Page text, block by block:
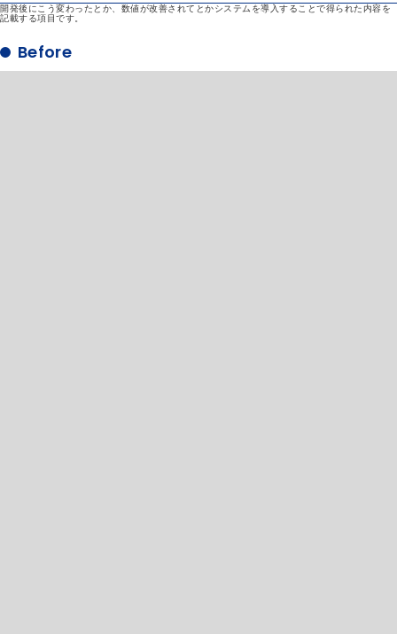
開発後にこう変わったとか、数値が改善されてとかシステムを導入することで得られた内容を
記載する項目です。